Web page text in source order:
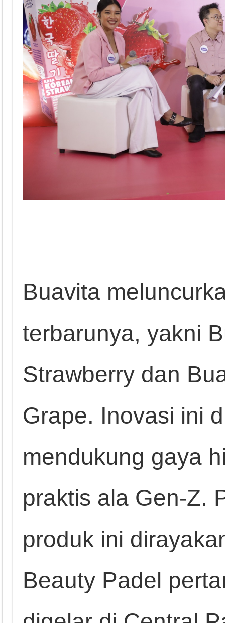
Buavita
terbarunya, yakni
Strawberry dan
Grape. Inovasi ini
mendukung gaya
praktis ala Gen-Z.
produk ini
Beauty Padel